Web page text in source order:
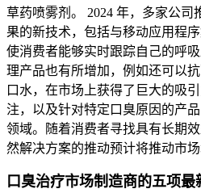
草药喷雾剂。 2024 年，多家公
果的新技术，包括与移动应用程
使消费者能够实时跟踪自己的呼
理产品也有所增加，例如还可以
口水，在市场上获得了巨大的吸
注，以及针对特定口臭原因的产
领域。随着消费者寻找具有长期
然解决方案的推动预计将推动市场
口臭治疗市场制造商的五项最